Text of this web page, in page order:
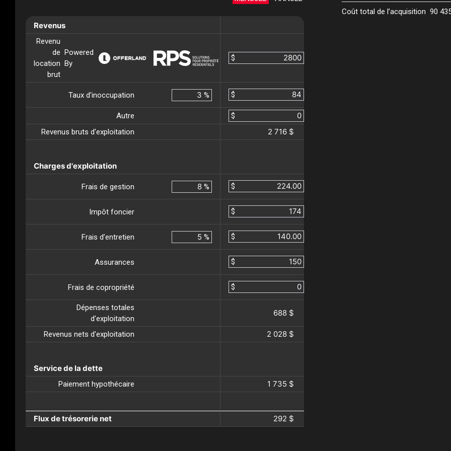
Revenus
Revenu
de
location
brut
Powered
By
$
Taux d'inoccupation % $
Autre
$
Revenus bruts d'exploitation
2 716 $
Charges d'exploitation
Frais de gestion % $
Impôt foncier $
Frais d’entretien % $
Assurances $
Frais de copropriété $
Dépenses totales
d'exploitation
688 $
Revenus nets d'exploitation 2 028 $
Service de la dette
Paiement hypothécaire 1 735 $
Flux de trésorerie net 292 $
Coût total de l’acquisition 90